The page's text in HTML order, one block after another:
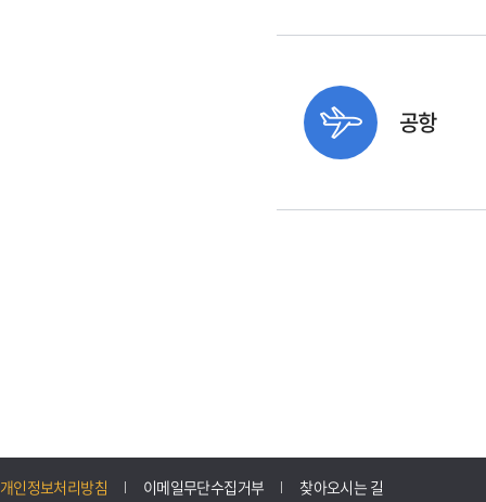
공항
개인정보처리방침 이메일무단수집거부 찾아오시는 길